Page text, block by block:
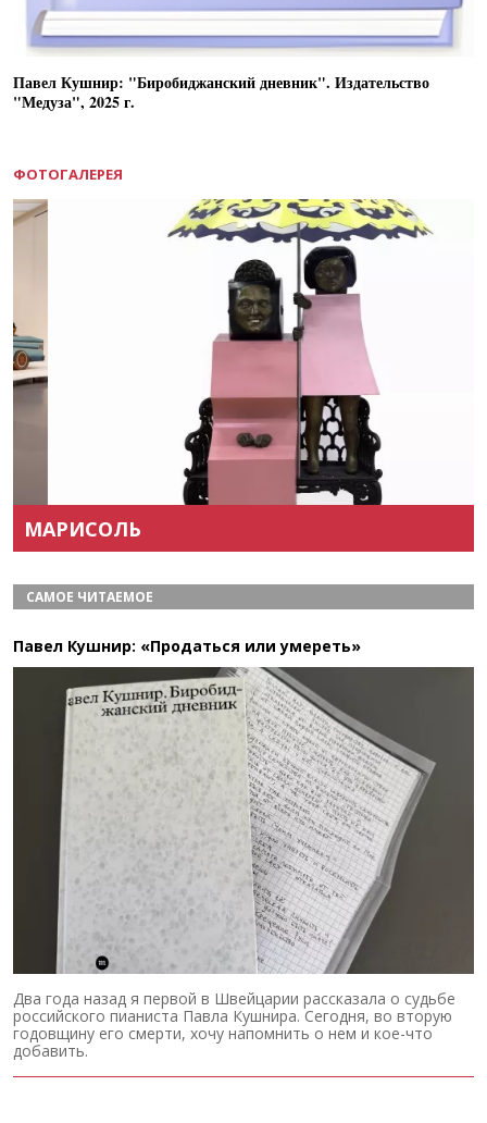
Павел Кушнир: "Биробиджанский дневник". Издательство
"Медуза", 2025 г.
ФОТОГАЛЕРЕЯ
МАРИСОЛЬ
САМОЕ ЧИТАЕМОЕ
Павел Кушнир: «Продаться или умереть»
Два года назад я первой в Швейцарии рассказала о судьбе
российского пианиста Павла Кушнира. Сегодня, во вторую
годовщину его смерти, хочу напомнить о нем и кое-что
добавить.